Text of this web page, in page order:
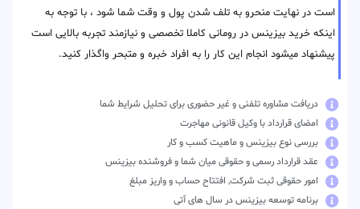
است در نهایت منحرو به تلف شدن پول و وقت شما شود ، با توجه به
اینکه خرید بیزینس در رومانی کاملا تخصصی و نیازمند تجربه بالایی است
پیشنهاد میشود انجام این کار را به افراد خبره و متبحر واگذار کنید.
دریافت مشاوره تلفنی و غیر حضوری برای تحلیل شرایط شما
امضای قرارداد با وکیل قانونی مهاجرت
بررسی نوع بیزینس و ماهیت کسب و کار
عقد قرارداد رسمی و حقوقی میان شما و فروشنده بیزینس
امور حقوقی ثبت شرکت, افتتاح حساب و واریز مبلغ
برنامه توسعه بیزینس در سال های آتی